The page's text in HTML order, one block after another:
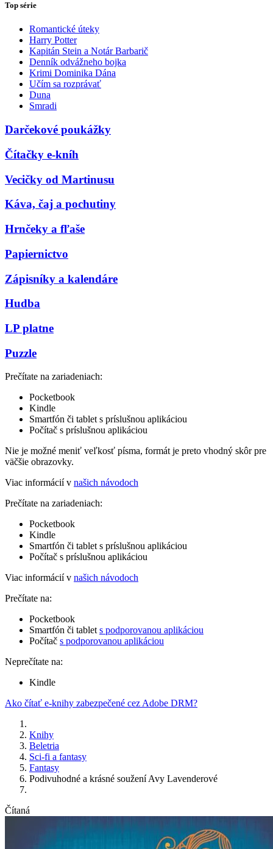
Top série
Romantické úteky
Harry Potter
Kapitán Stein a Notár Barbarič
Denník odvážneho bojka
Krimi Dominika Dána
Učím sa rozprávať
Duna
Smradi
Darčekové poukážky
Čítačky e-kníh
Vecičky od Martinusu
Káva, čaj a pochutiny
Hrnčeky a fľaše
Papiernictvo
Zápisníky a kalendáre
Hudba
LP platne
Puzzle
Prečítate na zariadeniach:
Pocketbook
Kindle
Smartfón či tablet s príslušnou aplikáciou
Počítač s príslušnou aplikáciou
Nie je možné meniť veľkosť písma, formát je preto vhodný skôr pre
väčšie obrazovky.
Viac informácií v našich návodoch
Prečítate na zariadeniach:
Pocketbook
Kindle
Smartfón či tablet s príslušnou aplikáciou
Počítač s príslušnou aplikáciou
Viac informácií v našich návodoch
Prečítate na:
Pocketbook
Smartfón či tablet s podporovanou aplikáciou
Počítač s podporovanou aplikáciou
Neprečítate na:
Kindle
Ako čítať e-knihy zabezpečené cez Adobe DRM?
Knihy
Beletria
Sci-fi a fantasy
Fantasy
Podivuhodné a krásné soužení Avy Lavenderové
Čítaná